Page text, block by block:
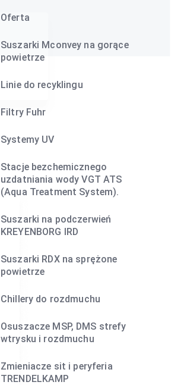
Oferta
Suszarki Mconvey na gorące
powietrze
Linie do recyklingu
Filtry Fuhr
Systemy UV
Stacje bezchemicznego
uzdatniania wody VGT ATS
(Aqua Treatment System).
Suszarki na podczerwień
KREYENBORG IRD
Suszarki RDX na sprężone
powietrze
Chillery do rozdmuchu
Osuszacze MSP, DMS strefy
wtrysku i rozdmuchu
Zmieniacze sit i peryferia
TRENDELKAMP